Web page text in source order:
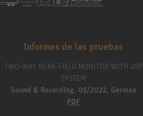
Informes de las pruebas
TWO-WAY NEAR-FIELD MONITOR WITH DSP
SYSTEM
Sound & Recording, 05/2022, German
PDF